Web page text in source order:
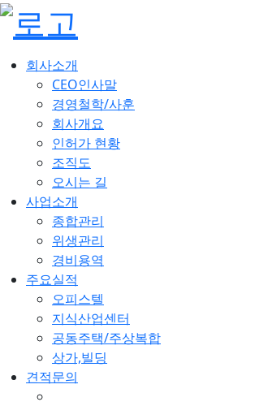
회사소개
CEO인사말
경영철학/사훈
회사개요
인허가 현황
조직도
오시는 길
사업소개
종합관리
위생관리
경비용역
주요실적
오피스텔
지식산업센터
공동주택/주상복합
상가,빌딩
견적문의